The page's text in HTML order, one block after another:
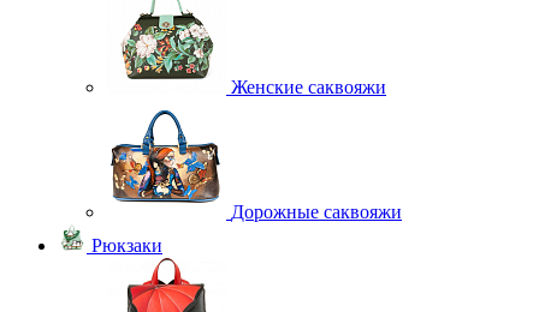
Женские саквояжи
Дорожные саквояжи
Рюкзаки